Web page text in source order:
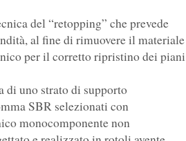
del “retopping” che prevede
al fine di rimuovere il materiale
per il corretto ripristino dei piani
di uno strato di supporto
SBR selezionati con
monocomponente non